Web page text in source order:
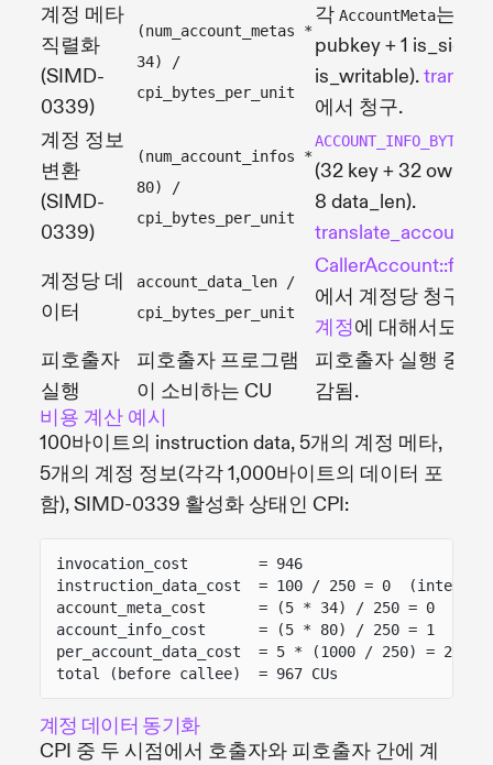
계정 메타
직렬화
(SIMD-
0339)
(num_account_metas *
34) /
cpi_bytes_per_unit
각 AccountMeta는 34
pubkey + 1 is_signer
is_writable).
에서 청구.
계정 정보
변환
(SIMD-
0339)
(num_account_infos *
80) /
cpi_bytes_per_unit
(32 key + 32 owner
8 data_len).
계정당 데
이터
account_data_len /
cpi_bytes_per_unit
에서 계정당 청구되
계정에 대해서도 청
피호출자
실행
피호출자 프로그램
이 소비하는 CU
피호출자 실행 중
감됨.
비용 계산 예시
100바이트의 instruction data, 5개의 계정 메타,
5개의 계정 정보(각각 1,000바이트의 데이터 포
함), SIMD-0339 활성화 상태인 CPI:
invocation_cost        = 946
instruction_data_cost  = 100 / 250 = 0  (integer
account_meta_cost      = (5 * 34) / 250 = 0
account_info_cost      = (5 * 80) / 250 = 1
per_account_data_cost  = 5 * (1000 / 250) = 20
total (before callee)  = 967 CUs
계정 데이터 동기화
CPI 중 두 시점에서 호출자와 피호출자 간에 계